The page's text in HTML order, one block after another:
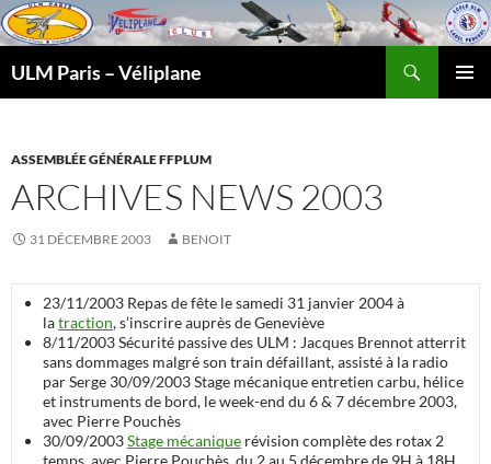
ULM Paris – Véliplane
ASSEMBLÉE GÉNÉRALE FFPLUM
ARCHIVES NEWS 2003
31 DÉCEMBRE 2003 BENOIT
23/11/2003 Repas de fête le samedi 31 janvier 2004 à
latraction, s’inscrire auprès de Geneviève
8/11/2003Sécurité passive des ULM : Jacques Brennot atterrit
sans dommages malgré son train défaillant, assisté à la radio
par Serge 30/09/2003Stage mécanique entretien carbu, hélice
et instruments de bord, le week-end du 6 & 7 décembre 2003,
avec Pierre Pouchès
30/09/2003Stage mécanique révision complète des rotax 2
temps, avec Pierre Pouchès, du 2 au 5 décembre de 9H à 18H,